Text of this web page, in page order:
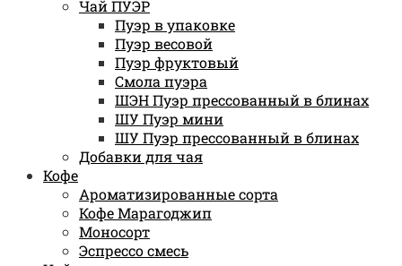
Чай ПУЭР
Пуэр в упаковке
Пуэр весовой
Пуэр фруктовый
Смола пуэра
ШЭН Пуэр прессованный в блинах
ШУ Пуэр мини
ШУ Пуэр прессованный в блинах
Добавки для чая
Кофе
Ароматизированные сорта
Кофе Марагоджип
Моносорт
Эспрессо смесь